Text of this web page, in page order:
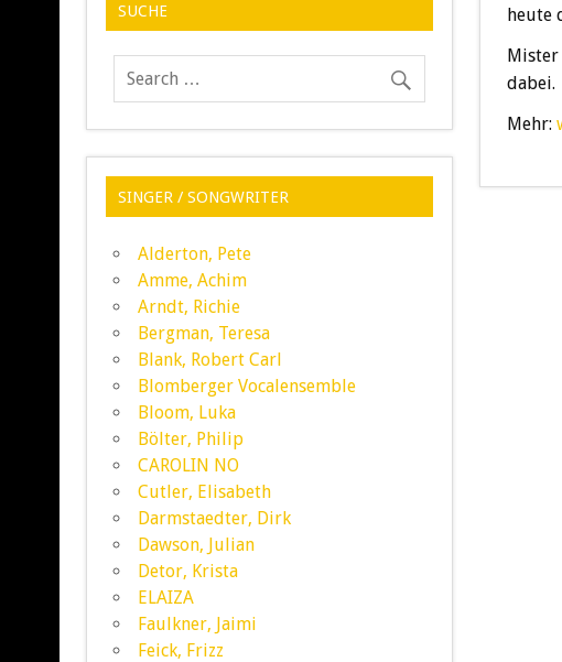
heute
Mister
dabei.
Mehr:
SUCHE
SINGER / SONGWRITER
Alderton, Pete
Amme, Achim
Arndt, Richie
Bergman, Teresa
Blank, Robert Carl
Blomberger Vocalensemble
Bloom, Luka
Bölter, Philip
CAROLIN NO
Cutler, Elisabeth
Darmstaedter, Dirk
Dawson, Julian
Detor, Krista
ELAIZA
Faulkner, Jaimi
Feick, Frizz